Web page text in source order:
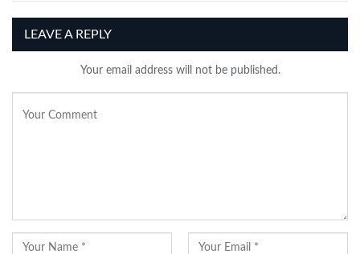
LEAVE A REPLY
Your email address will not be published.